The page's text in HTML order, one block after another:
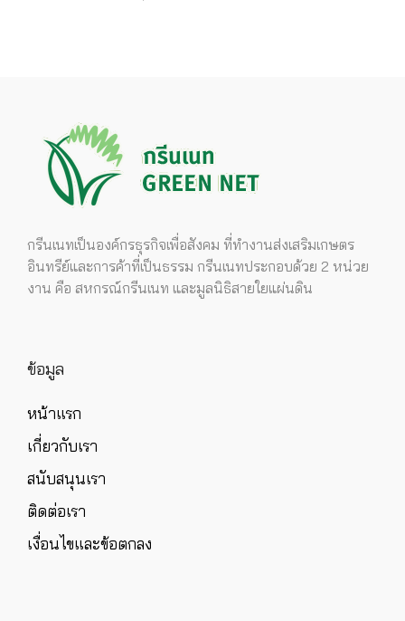
กรีนเนทเป็นองค์กรธุรกิจเพื่อสังคม ที่ทำงานส่งเสริมเกษตร
อินทรีย์และการค้าที่เป็นธรรม กรีนเนทประกอบด้วย 2 หน่วย
งาน คือ สหกรณ์กรีนเนท และมูลนิธิสายใยแผ่นดิน
ข้อมูล
หน้าแรก
เกี่ยวกับเรา
สนับสนุนเรา
ติดต่อเรา
เงื่อนไขและข้อตกลง